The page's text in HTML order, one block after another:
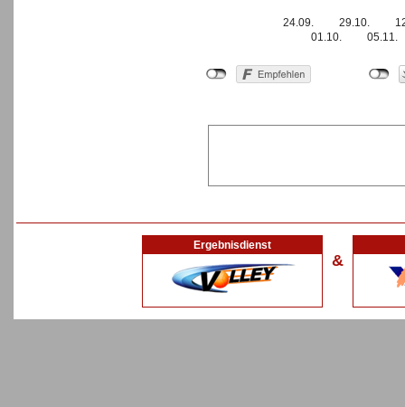
24.09.
01.10.
29.10.
05.11.
Ergebnisdienst
&